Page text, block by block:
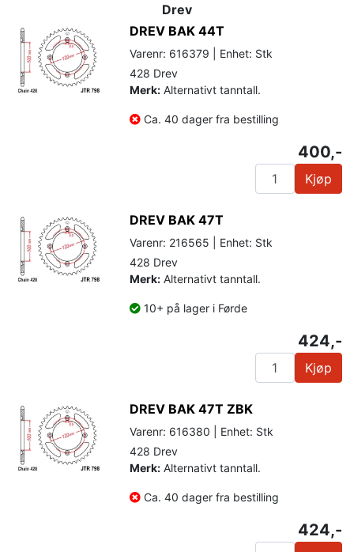
Drev
DREV BAK 44T
Varenr: 616379 | Enhet: Stk
428 Drev
Merk: Alternativt tanntall.
Ca. 40 dager fra bestilling
400,-
Kjøp
DREV BAK 47T
Varenr: 216565 | Enhet: Stk
428 Drev
Merk: Alternativt tanntall.
10+ på lager i Førde
424,-
Kjøp
DREV BAK 47T ZBK
Varenr: 616380 | Enhet: Stk
428 Drev
Merk: Alternativt tanntall.
Ca. 40 dager fra bestilling
424,-